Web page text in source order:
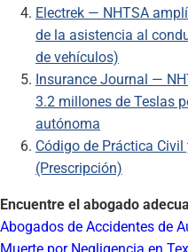
Electrek — NHTSA
de la asistencia al
de vehículos)
Insurance Journal —
3.2 millones de Teslas
autónoma
Código de Práctica
(Prescripción)
Encuentre el abogado
Abogados de Accidentes de
Muerte por Negligencia en